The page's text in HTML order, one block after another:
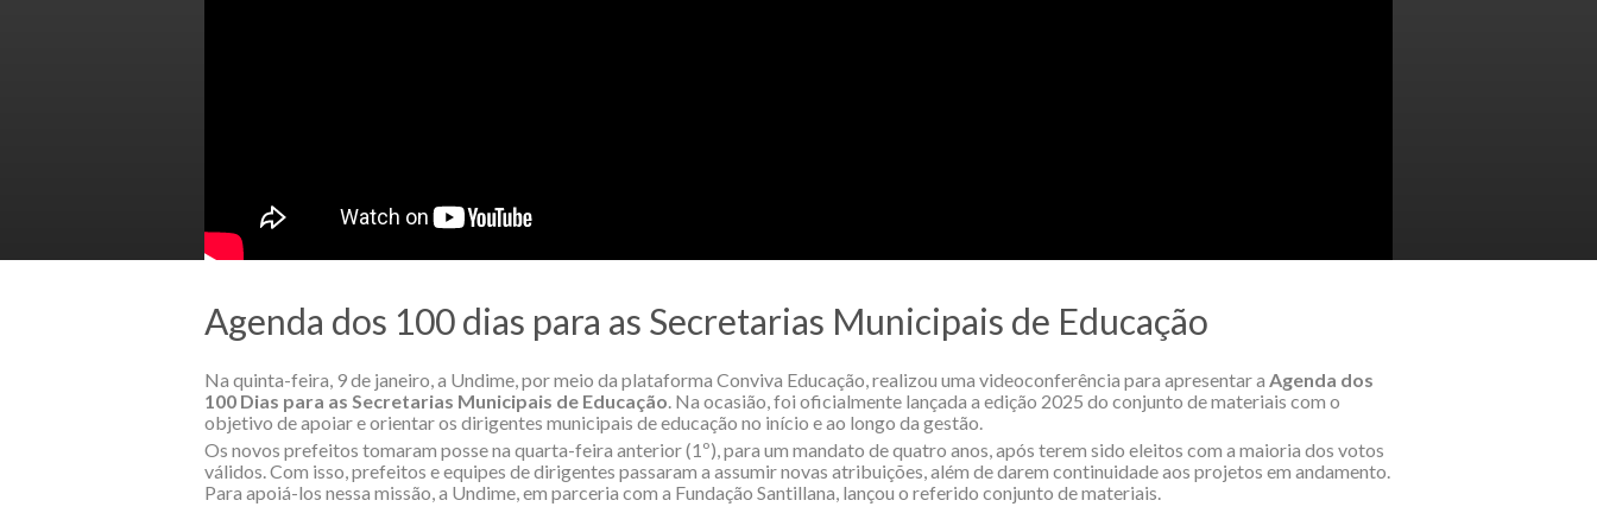
Agenda dos 100 dias para as Secretarias Municipais de Educação
Na quinta-feira, 9 de janeiro, a Undime, por meio da plataforma Conviva Educação, realizou uma videoconferência para apresentar a Agenda dos
100 Dias para as Secretarias Municipais de Educação. Na ocasião, foi oficialmente lançada a edição 2025 do conjunto de materiais com o
objetivo de apoiar e orientar os dirigentes municipais de educação no início e ao longo da gestão.
Os novos prefeitos tomaram posse na quarta-feira anterior (1º), para um mandato de quatro anos, após terem sido eleitos com a maioria dos votos
válidos. Com isso, prefeitos e equipes de dirigentes passaram a assumir novas atribuições, além de darem continuidade aos projetos em andamento.
Para apoiá-los nessa missão, a Undime, em parceria com a Fundação Santillana, lançou o referido conjunto de materiais.